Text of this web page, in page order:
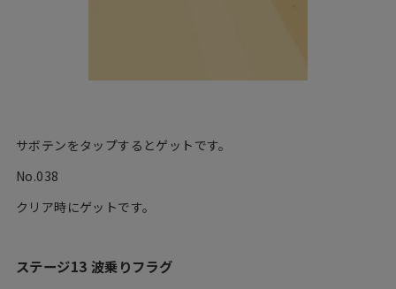
サボテンをタップするとゲットです。
No.038
クリア時にゲットです。
ステージ13 波乗りフラグ